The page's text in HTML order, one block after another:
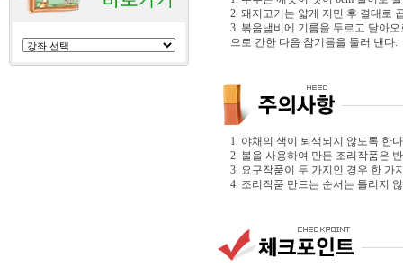
2. 돼지고기는 얇게 저민 후 결대로
3. 볶음냄비에 기름을 두르고 달아
으로 간한 다음 참기름을 둘러 낸다.
1. 야채의 색이 퇴색되지 않도록 한
2. 불을 사용하여 만든 조리작품은
3. 요구작품이 두 가지인 경우 한 가
4. 조리작품 만드는 순서는 틀리지